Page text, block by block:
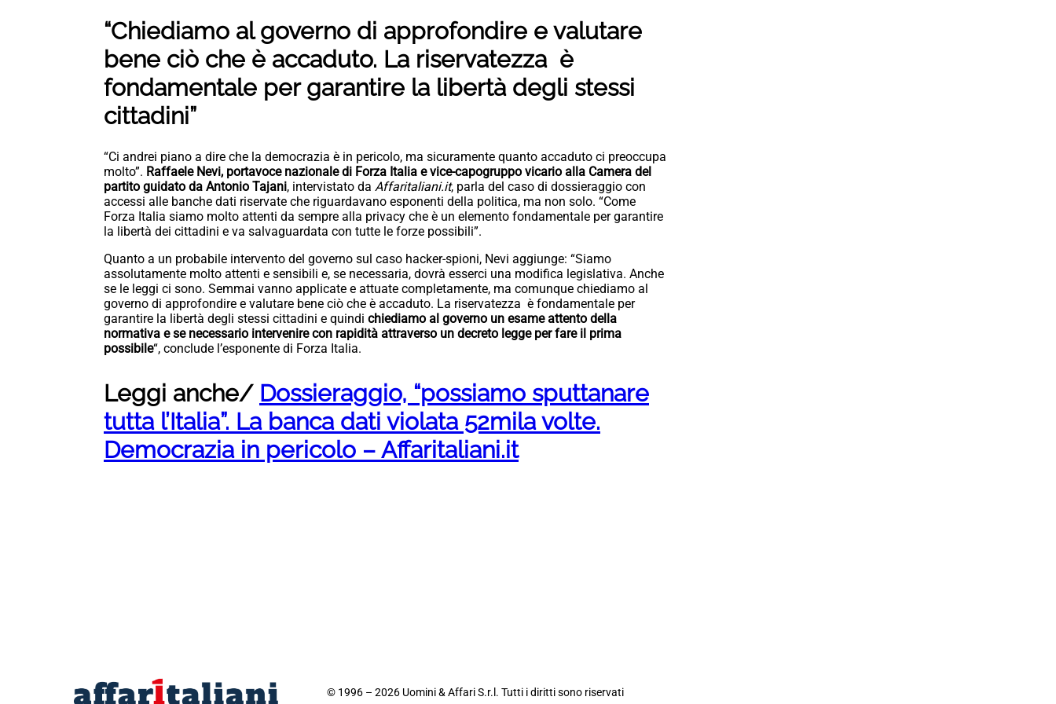
“Chiediamo al governo di approfondire e valutare
bene ciò che è accaduto. La riservatezza è
fondamentale per garantire la libertà degli stessi
cittadini”
“Ci andrei piano a dire che la democrazia è in pericolo, ma sicuramente quanto accaduto ci preoccupa
molto”. Raffaele Nevi, portavoce nazionale di Forza Italia e vice-capogruppo vicario alla Camera del
partito guidato da Antonio Tajani, intervistato da Affaritaliani.it, parla del caso di dossieraggio con
accessi alle banche dati riservate che riguardavano esponenti della politica, ma non solo. “Come
Forza Italia siamo molto attenti da sempre alla privacy che è un elemento fondamentale per garantire
la libertà dei cittadini e va salvaguardata con tutte le forze possibili”.
Quanto a un probabile intervento del governo sul caso hacker-spioni, Nevi aggiunge: “Siamo
assolutamente molto attenti e sensibili e, se necessaria, dovrà esserci una modifica legislativa. Anche
se le leggi ci sono. Semmai vanno applicate e attuate completamente, ma comunque chiediamo al
governo di approfondire e valutare bene ciò che è accaduto. La riservatezza è fondamentale per
garantire la libertà degli stessi cittadini e quindi chiediamo al governo un esame attento della
normativa e se necessario intervenire con rapidità attraverso un decreto legge per fare il prima
possibile“, conclude l’esponente di Forza Italia.
Leggi anche/ Dossieraggio, “possiamo sputtanare
tutta l’Italia”. La banca dati violata 52mila volte.
Democrazia in pericolo – Affaritaliani.it
© 1996 – 2026 Uomini & Affari S.r.l. Tutti i diritti sono riservati